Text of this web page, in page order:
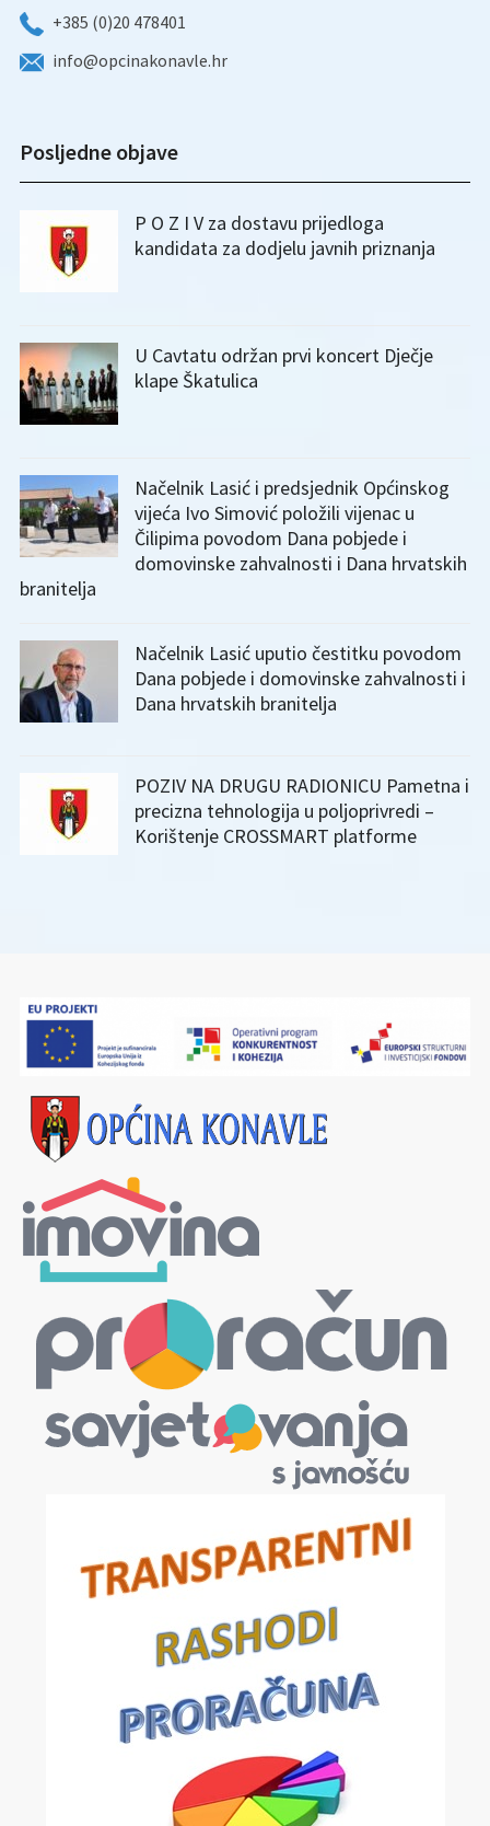
+385 (0)20 478401
info@opcinakonavle.hr
Posljedne objave
P O Z I V za dostavu prijedloga
kandidata za dodjelu javnih priznanja
U Cavtatu održan prvi koncert Dječje
klape Škatulica
Načelnik Lasić i predsjednik Općinskog
vijeća Ivo Simović položili vijenac u
Čilipima povodom Dana pobjede i
domovinske zahvalnosti i Dana hrvatskih
branitelja
Načelnik Lasić uputio čestitku povodom
Dana pobjede i domovinske zahvalnosti i
Dana hrvatskih branitelja
POZIV NA DRUGU RADIONICU Pametna i
precizna tehnologija u poljoprivredi –
Korištenje CROSSMART platforme